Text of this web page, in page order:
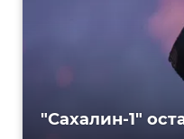
"Сахалин-1"